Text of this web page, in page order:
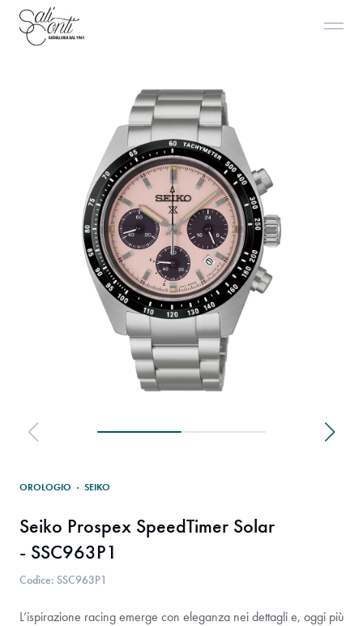
OROLOGIO · SEIKO
Seiko Prospex SpeedTimer Solar
- SSC963P1
Codice: SSC963P1
L’ispirazione racing emerge con eleganza nei dettagli e, oggi più